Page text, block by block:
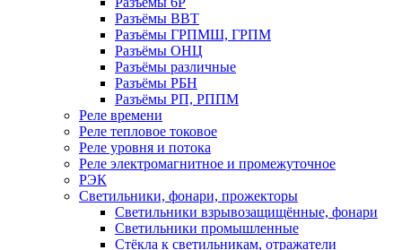
Разъёмы ВВТ
Разъёмы ГРПМШ, ГРПМ
Разъёмы ОНЦ
Разъёмы различные
Разъёмы РБН
Разъёмы РП, РППМ
Реле времени
Реле тепловое токовое
Реле уровня и потока
Реле электромагнитное и промежуточное
РЭК
Светильники, фонари, прожекторы
Светильники взрывозащищённые, фонари
Светильники промышленные
Стёкла к светильникам, отражатели